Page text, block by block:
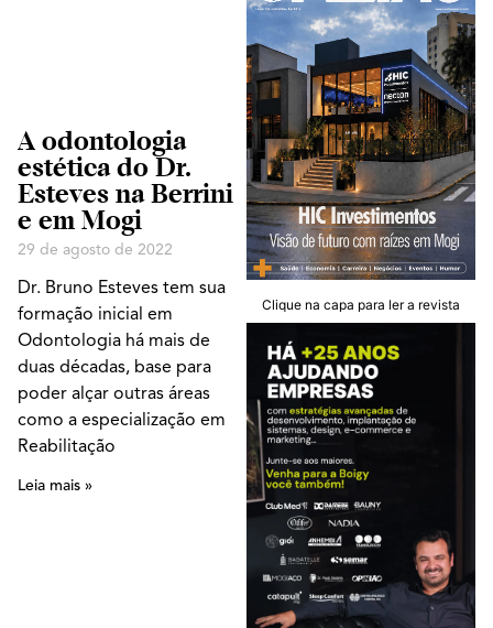
A odontologia
estética do Dr.
Esteves na Berrini
e em Mogi
29 de agosto de 2022
Dr. Bruno Esteves tem sua
formação inicial em
Odontologia há mais de
duas décadas, base para
poder alçar outras áreas
como a especialização em
Reabilitação
Leia mais »
Clique na capa para ler a revista